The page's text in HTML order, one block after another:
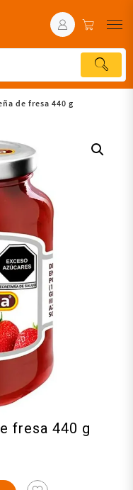
de fresa 440 g
fresa 440 g